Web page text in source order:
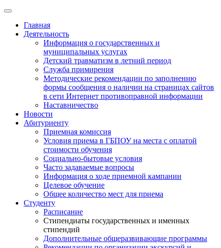
Главная
Деятельность
Информация о государственных и
муниципальных услугах
Детский травматизм в летний период
Служба примирения
Методические рекомендации по заполнению
формы сообщения о наличии на страницах сайтов
в сети Интернет противоправной информации
Наставничество
Новости
Абитуриенту
Приемная комиссия
Условия приема в ГБПОУ на места с оплатой
стоимости обучения
Социально-бытовые условия
Часто задаваемые вопросы
Информация о ходе приемной кампании
Целевое обучение
Общее количество мест для приема
Студенту
Расписание
Стипендиаты государственных и именных
стипендий
Дополнительные общеразвивающие программы